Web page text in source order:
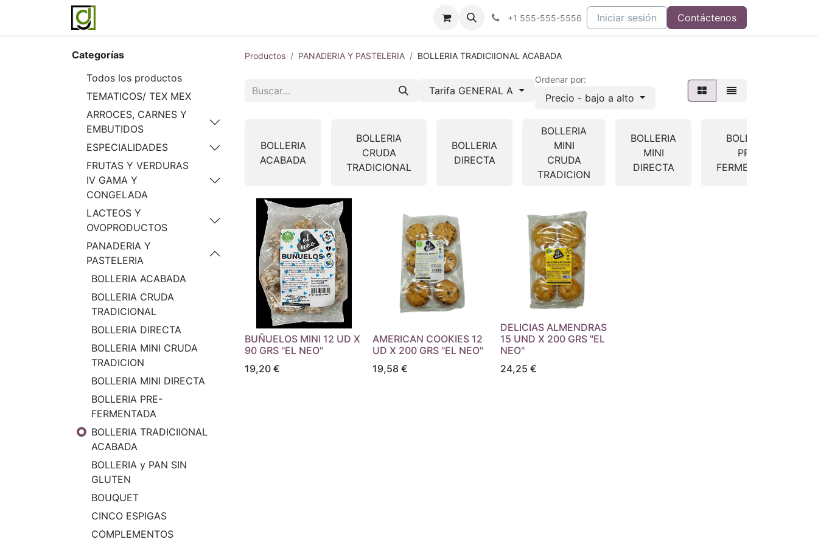
Blog Contáctenos
+1 555-555-5556 Iniciar sesión Contáctenos
Categorías
Todos los productos
TEMATICOS/ TEX MEX
ARROCES, CARNES Y
EMBUTIDOS
ESPECIALIDADES
FRUTAS Y VERDURAS
IV GAMA Y
CONGELADA
LACTEOS Y
OVOPRODUCTOS
PANADERIA Y
PASTELERIA
BOLLERIA ACABADA
BOLLERIA CRUDA
TRADICIONAL
BOLLERIA DIRECTA
BOLLERIA MINI CRUDA
TRADICION
BOLLERIA MINI DIRECTA
BOLLERIA PRE-
FERMENTADA
BOLLERIA TRADICIIONAL
ACABADA
BOLLERIA y PAN SIN
GLUTEN
BOUQUET
CINCO ESPIGAS
COMPLEMENTOS
Productos PANADERIA Y PASTELERIA BOLLERIA TRADICIIONAL ACABADA
Tarifa GENERAL A
Ordenar por:
Precio - bajo a alto
BOLLERIA
ACABADA
BOLLERIA
CRUDA
TRADICIONAL
BOLLERIA
DIRECTA
BOLLERIA
MINI
CRUDA
TRADICION
BOLLERIA
MINI
DIRECTA
BOLLERIA
PRE-
FERMENTADA
BUÑUELOS MINI 12 UD X
90 GRS "EL NEO"
19,20 €
AMERICAN COOKIES 12
UD X 200 GRS "EL NEO"
19,58 €
DELICIAS ALMENDRAS
15 UND X 200 GRS "EL
NEO"
24,25 €